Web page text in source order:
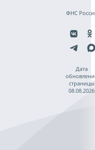
ФНС
Дата
страницы
08.08.2026